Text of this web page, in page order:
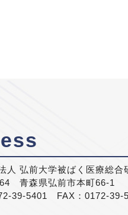
人 弘前大学被ばく医療総合
青森県弘前市本町66-1
39-5401 FAX：0172-39-